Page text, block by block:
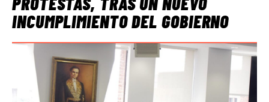
INCUMPLIMIENTO DEL GOBIERNO